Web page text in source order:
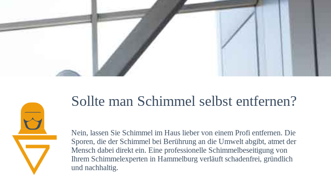
Sollte man Schimmel selbst entfernen?
Nein, lassen Sie Schimmel im Haus lieber von einem Profi entfernen. Die
Sporen, die der Schimmel bei Berührung an die Umwelt abgibt, atmet der
Mensch dabei direkt ein. Eine professionelle Schimmelbeseitigung von
Ihrem Schimmelexperten in Hammelburg verläuft schadenfrei, gründlich
und nachhaltig.